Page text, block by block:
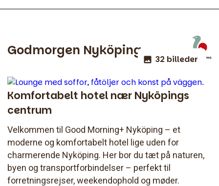
Godmorgen Nyköping
32 billeder
Komfortabelt hotel nær Nyköpings
centrum
Velkommen til Good Morning+ Nyköping – et
moderne og komfortabelt hotel lige uden for
charmerende Nyköping. Her bor du tæt på naturen,
byen og transportforbindelser – perfekt til
forretningsrejser, weekendophold og møder.